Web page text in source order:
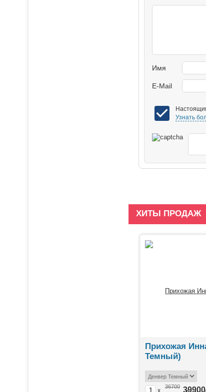
Имя
E-Mail
Узнать
ХИТЫ ПРОДАЖ
Прихожая
Темный)
x
36700 39900